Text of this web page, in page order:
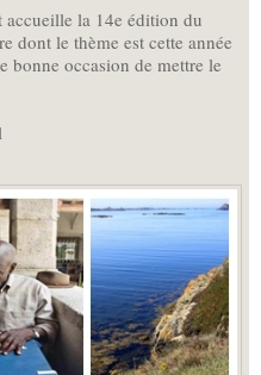
accueille la 14e édition du
dont le thème est cette année
bonne occasion de mettre le